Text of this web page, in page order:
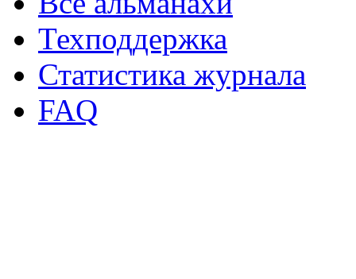
Техподдержка
Статистика журнала
FAQ